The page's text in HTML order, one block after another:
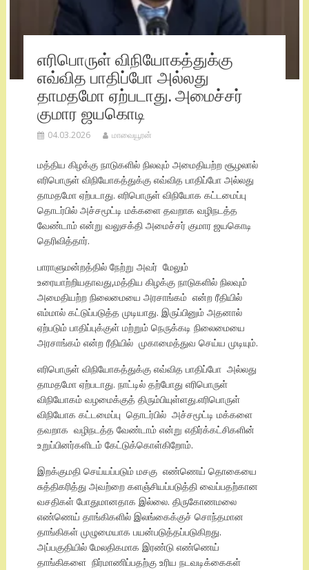
எரிபொருள் விநியோகத்துக்கு
எவ்வித பாதிப்போ அல்லது
தாமதமோ ஏற்படாது. அமைச்சர்
குமார ஜயகொடி
04.03.2026 மாவையூரன்
மத்திய கிழக்கு நாடுகளில் நிலவும் அமைதியற்ற சூழலால்
எரிபொருள் விநியோகத்துக்கு எவ்வித பாதிப்போ அல்லது
தாமதமோ ஏற்படாது. எரிபொருள் விநியோக கட்டமைப்பு
தொடர்பில் அச்சமூட்டி மக்களை தவறாக வழிநடத்த
வேண்டாம் என்று வலுசக்தி அமைச்சர் குமார ஜயகொடி
தெரிவித்தார்.
பாராளுமன்றத்தில் நேற்று அவர் மேலும்
உரையாற்றியதாவது,மத்திய கிழக்கு நாடுகளில் நிலவும்
அமைதியற்ற நிலைமையை அரசாங்கம் என்ற ரீதியில்
எம்மால் கட்டுப்படுத்த முடியாது. இருப்பினும் அதனால்
ஏற்படும் பாதிப்புக்குள் மற்றும் நெருக்கடி நிலைமையை
அரசாங்கம் என்ற ரீதியில் முகாமைத்துவ செய்ய முடியும்.
எரிபொருள் விநியோகத்துக்கு எவ்வித பாதிப்போ அல்லது
தாமதமோ ஏற்படாது. நாட்டில் தற்போது எரிபொருள்
விநியோகம் வழமைக்குத் திரும்பியுள்ளது.எரிபொருள்
விநியோக கட்டமைப்பு தொடர்பில் அச்சமூட்டி மக்களை
தவறாக வழிநடத்த வேண்டாம் என்று எதிர்க்கட்சிகளின்
உறுப்பினர்களிடம் கேட்டுக்கொள்கிறோம்.
இறக்குமதி செய்யப்படும் மசகு எண்ணெய் தொகையை
சுத்திகரித்து அவற்றை களஞ்சியப்படுத்தி வைப்பதற்கான
வசதிகள் போதுமானதாக இல்லை. திருகோணமலை
எண்ணெய் தாங்கிகளில் இலங்கைக்குச் சொந்தமான
தாங்கிகள் முழுமையாக பயன்படுத்தப்படுகிறது.
அப்பகுதியில் மேலதிகமாக இரண்டு எண்ணெய்
தாங்கிகளை நிர்மாணிப்பதற்கு உரிய நடவடிக்கைகள்